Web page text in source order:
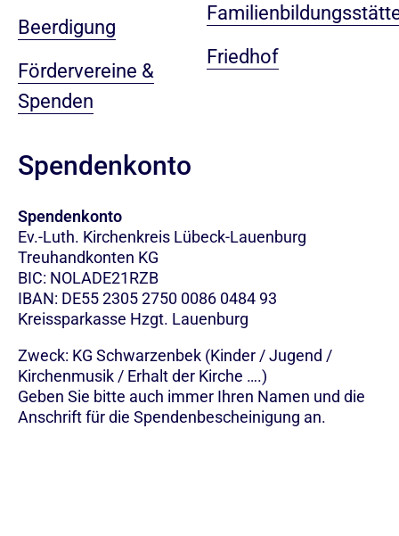
Beerdigung
Fördervereine &
Spenden
Friedhof
Spendenkonto
Spendenkonto
Ev.-Luth. Kirchenkreis Lübeck-Lauenburg
Treuhandkonten KG
BIC: NOLADE21RZB
IBAN: DE55 2305 2750 0086 0484 93
Kreissparkasse Hzgt. Lauenburg
Zweck: KG Schwarzenbek (Kinder / Jugend /
Kirchenmusik / Erhalt der Kirche ….)
Geben Sie bitte auch immer Ihren Namen und die
Anschrift für die Spendenbescheinigung an.